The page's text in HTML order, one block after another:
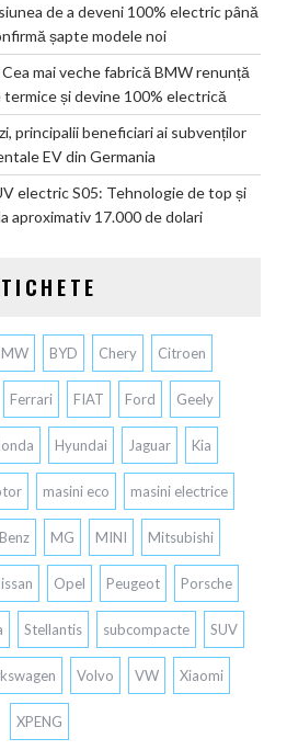
de a deveni 100% electric până
șapte modele noi
mai veche fabrică BMW renunță
și devine 100% electrică
principalii beneficiari ai subvenților
EV din Germania
electric S05: Tehnologie de top și
aproximativ 17.000 de dolari
BYD Chery Citroen
Ferrari FIAT Ford Geely
Hyundai Jaguar Kia
masini eco masini electrice
MG MINI Mitsubishi
Opel Peugeot Porsche
Stellantis subcompacte SUV
Volvo VW Xiaomi
XPENG